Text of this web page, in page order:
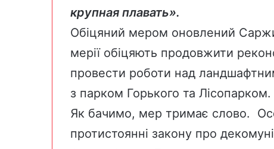
крупная плавать».
Обіцяний мером оновлений
мерії обіцяють продовжити
провести роботи над
з парком Горького та Лісопарком.
Як бачимо, мер тримає слово.
протистоянні закону про